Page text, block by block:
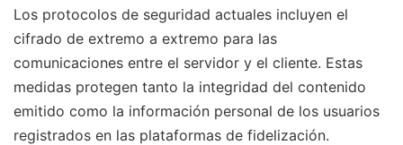
Los protocolos de seguridad actuales incluyen el
cifrado de extremo a extremo para las
comunicaciones entre el servidor y el cliente. Estas
medidas protegen tanto la integridad del contenido
emitido como la información personal de los usuarios
registrados en las plataformas de fidelización.